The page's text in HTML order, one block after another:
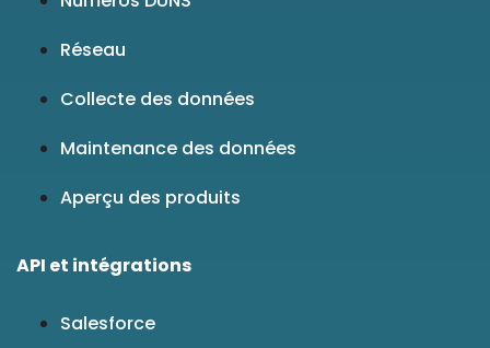
Réseau
Collecte des données
Maintenance des données
Aperçu des produits
API et intégrations
Salesforce